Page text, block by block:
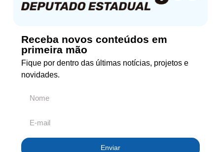
Receba novos conteúdos em
primeira mão
Fique por dentro das últimas notícias, projetos e
novidades.
Enviar